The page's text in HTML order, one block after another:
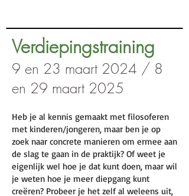
Verdiepingstraining
9 en 23 maart 2024 / 8
en 29 maart 2025
Heb je al kennis gemaakt met filosoferen
met kinderen/jongeren, maar ben je op
zoek naar concrete manieren om ermee aan
de slag te gaan in de praktijk? Of weet je
eigenlijk wel hoe je dat kunt doen, maar wil
je weten hoe je meer diepgang kunt
creëren? Probeer je het zelf al weleens uit,